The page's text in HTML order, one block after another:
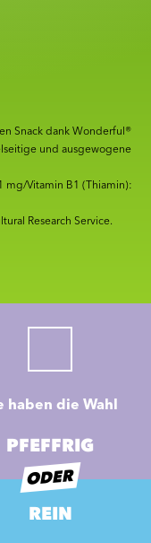
Snack dank Wonderful®
und ausgewogene
mg/Vitamin B1 (Thiamin):
Research Service.
haben die Wahl
PFEFFRIG
ODER
REIN